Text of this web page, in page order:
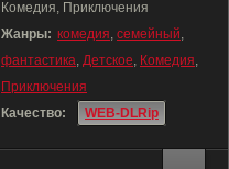
Комедия, Приключения
Жанры: комедия, семейный,
фантастика, Детское, Комедия,
Приключения
Качество:
WEB-DLRip